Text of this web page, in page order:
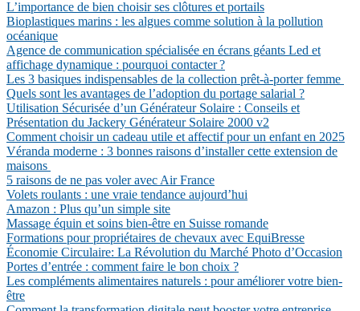
L’importance de bien choisir ses clôtures et portails
Bioplastiques marins : les algues comme solution à la pollution
océanique
Agence de communication spécialisée en écrans géants Led et
affichage dynamique : pourquoi contacter ?
Les 3 basiques indispensables de la collection prêt-à-porter femme
Quels sont les avantages de l’adoption du portage salarial ?
Utilisation Sécurisée d’un Générateur Solaire : Conseils et
Présentation du Jackery Générateur Solaire 2000 v2
Comment choisir un cadeau utile et affectif pour un enfant en 2025
Véranda moderne : 3 bonnes raisons d’installer cette extension de
maisons
5 raisons de ne pas voler avec Air France
Volets roulants : une vraie tendance aujourd’hui
Amazon : Plus qu’un simple site
Massage équin et soins bien-être en Suisse romande
Formations pour propriétaires de chevaux avec EquiBresse
Économie Circulaire: La Révolution du Marché Photo d’Occasion
Portes d’entrée : comment faire le bon choix ?
Les compléments alimentaires naturels : pour améliorer votre bien-
être